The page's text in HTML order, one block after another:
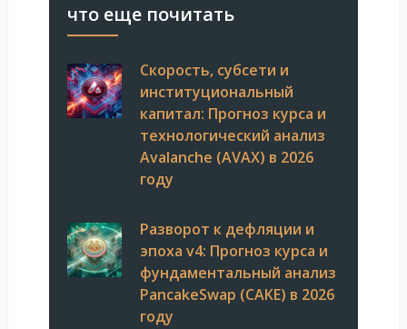
что еще почитать
Скорость, субсети и
институциональный
капитал: Прогноз курса и
технологический анализ
Avalanche (AVAX) в 2026
году
Разворот к дефляции и
эпоха v4: Прогноз курса и
фундаментальный анализ
PancakeSwap (CAKE) в 2026
году